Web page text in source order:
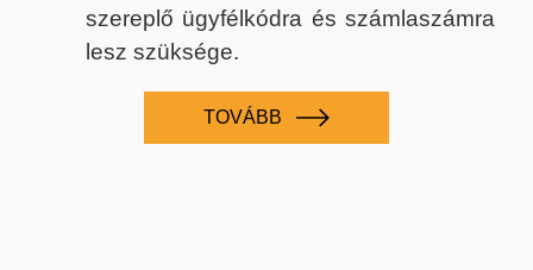
szereplő ügyfélkódra és számlaszámra
lesz szüksége.
TOVÁBB